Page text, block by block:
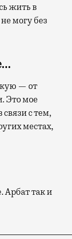
жить в
могу без
— от
Это мое
с тем,
местах,
Арбат так и